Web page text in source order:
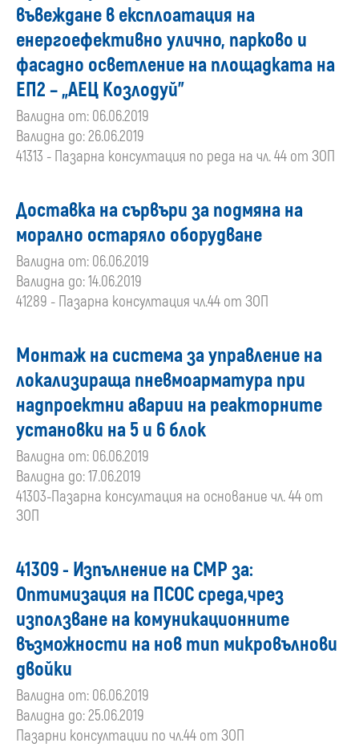
въвеждане в експлоатация на
енергоефективно улично, парково и
фасадно осветление на площадката на
ЕП2 – „АЕЦ Козлодуй”
Валидна от: 06.06.2019
Валидна до: 26.06.2019
41313 - Пазарна консултация по реда на чл. 44 от ЗОП
Доставка на сървъри за подмяна на
морално остаряло оборудване
Валидна от: 06.06.2019
Валидна до: 14.06.2019
41289 - Пазарна консултация чл.44 от ЗОП
Монтаж на система за управление на
локализираща пневмоарматура при
надпроектни аварии на реакторните
установки на 5 и 6 блок
Валидна от: 06.06.2019
Валидна до: 17.06.2019
41303-Пазарна консултация на основание чл. 44 от
ЗОП
41309 - Изпълнение на СМР за:
Оптимизация на ПСОС среда,чрез
използване на комуникационните
възможности на нов тип микровълнови
двойки
Валидна от: 06.06.2019
Валидна до: 25.06.2019
Пазарни консултации по чл.44 от ЗОП